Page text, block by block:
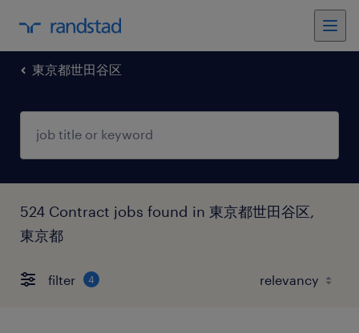
東京都世田谷区
524 Contract jobs found in 東京都世田谷区,
東京都
filter 4